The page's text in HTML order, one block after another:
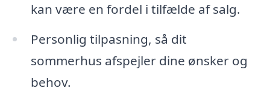
kan være en fordel i tilfælde af salg.
Personlig tilpasning, så dit
sommerhus afspejler dine ønsker og
behov.